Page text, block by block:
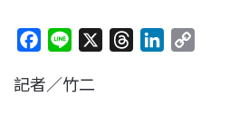
c
n
記者／竹二